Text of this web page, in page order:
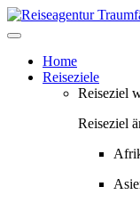
Springe
zum
Home
Reiseziele
Reiseziel
Reiseziel